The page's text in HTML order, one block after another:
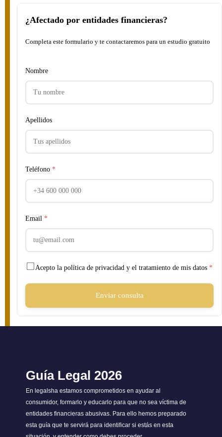
¿Afectado por entidades financieras?
Completa este formulario y te contactaremos para un estudio gratuito
Nombre
Apellidos
Teléfono *
Email *
Acepto la política de privacidad y el tratamiento de mis datos *
Enviar consulta
Guía Legal 2026
En legalsha estamos comprometidos en ayudar al
consumidor, formarlo y educarlo para que no sea víctima de
entidades financieras abusivas. Para ello hemos preparado
esta guía que te servirá para identificar si estás en esta